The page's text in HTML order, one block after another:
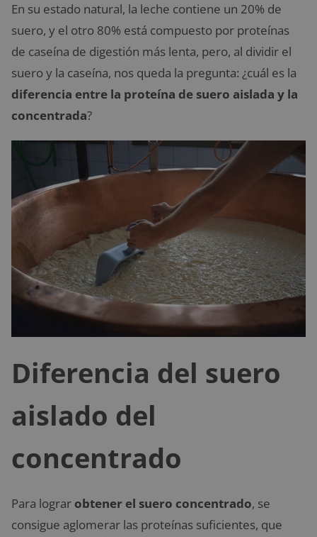
En su estado natural, la leche contiene un 20% de
suero, y el otro 80% está compuesto por proteínas
de caseína de digestión más lenta, pero, al dividir el
suero y la caseína, nos queda la pregunta: ¿cuál es la
diferencia entre la proteína de suero aislada y la
concentrada?
Diferencia del suero
aislado del
concentrado
Para lograr obtener el suero concentrado, se
consigue aglomerar las proteínas suficientes, que